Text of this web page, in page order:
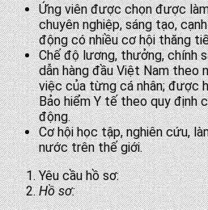
Ứng viên được chọn được
chuyên nghiệp, sáng tạo,
động có nhiều cơ hội thăng
Chế độ lương, thưởng, chính
dẫn hàng đầu Việt Nam theo
việc của từng cá nhân; được
Bảo hiểm Y tế theo quy định
động.
Cơ hội học tập, nghiên cứu,
nước trên thế giới.
Yêu cầu hồ sơ:
Hồ sơ: